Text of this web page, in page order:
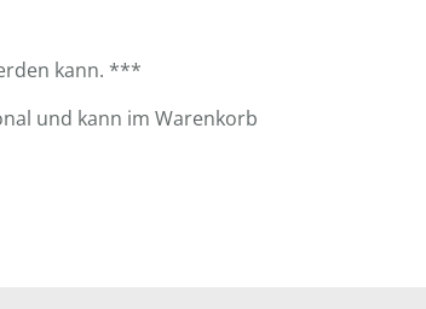
kann. ***
und kann im Warenkorb